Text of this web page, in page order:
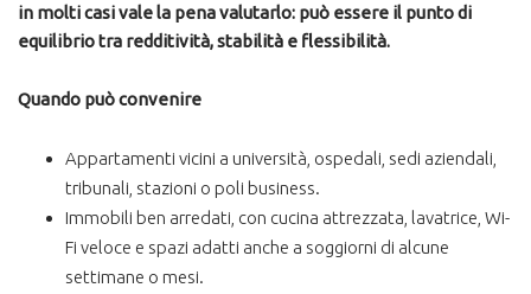
in molti casi vale la pena valutarlo: può essere il punto di
equilibrio tra redditività, stabilità e flessibilità.
Quando può convenire
Appartamenti vicini a università, ospedali, sedi aziendali,
tribunali, stazioni o poli business.
Immobili ben arredati, con cucina attrezzata, lavatrice, Wi-
Fi veloce e spazi adatti anche a soggiorni di alcune
settimane o mesi.